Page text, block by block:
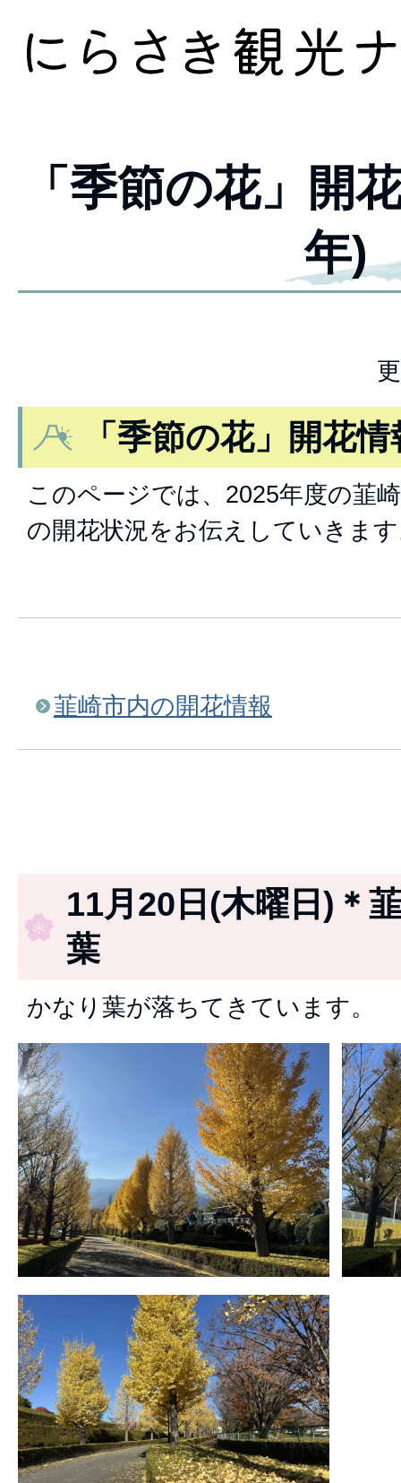
「季節の花」開
年)
「季節の花」開花
このページでは、2025年度の韮
の開花状況をお伝えしていきま
韮崎市内の開花情報
11月20日(木曜日)＊
葉
かなり葉が落ちてきています。